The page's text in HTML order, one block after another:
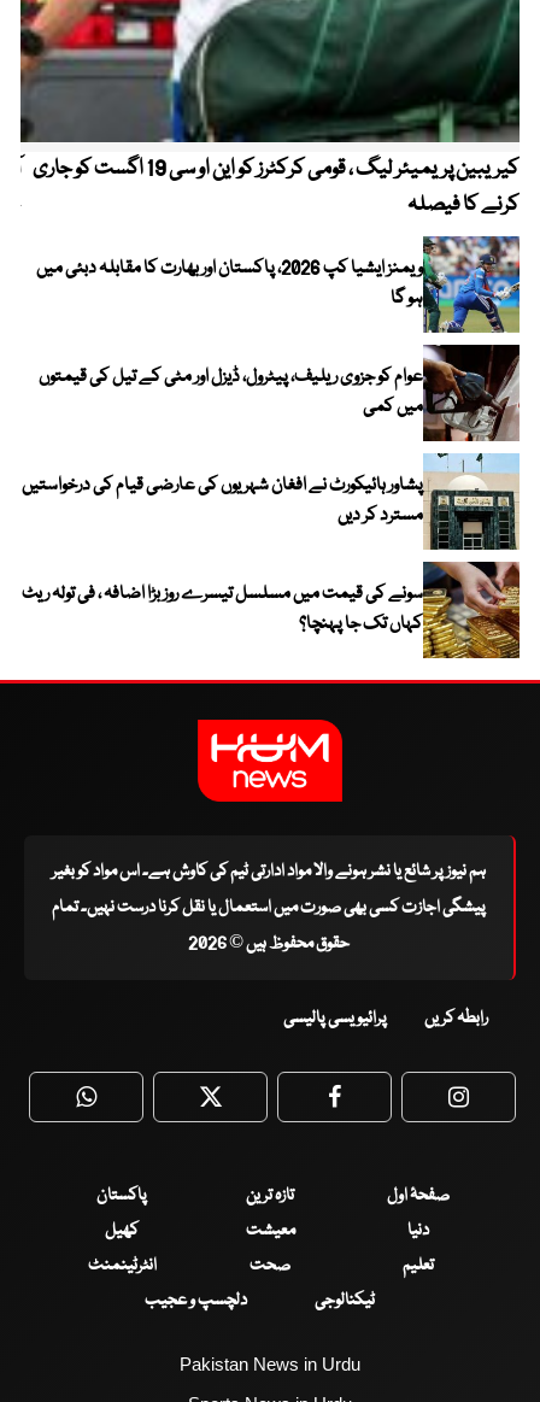
کیریبین پریمیئر لیگ ، قومی کرکٹرز کو این او سی 19 اگست کو جاری
کرنے کا فیصلہ
ویمنز ایشیا کپ 2026، پاکستان اور بھارت کا مقابلہ دبئی میں
ہو گا
عوام کو جزوی ریلیف، پیٹرول، ڈیزل اور مٹی کے تیل کی قیمتوں
میں کمی
پشاور ہائیکورٹ نے افغان شہریوں کی عارضی قیام کی درخواستیں
مسترد کر دیں
سونے کی قیمت میں مسلسل تیسرے روز بڑا اضافہ ، فی تولہ ریٹ
کہاں تک جا پہنچا؟
ہم نیوز پر شائع یا نشر ہونے والا مواد ادارتی ٹیم کی کاوش ہے۔ اس مواد کو بغیر
پیشگی اجازت کسی بھی صورت میں استعمال یا نقل کرنا درست نہیں۔ تمام
حقوق محفوظ ہیں © 2026
رابطہ کریں پرائیویسی پالیسی
WhatsApp Twitter Facebook
صفحۂ اول تازہ ترین
پاکستان
دنیا
معیشت
کھیل
تعلیم
صحت
انٹرٹینمنٹ
ٹیکنالوجی
دلچسپ و عجیب
Pakistan News in Urdu